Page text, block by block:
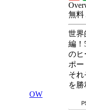
OW
無料
世界
編！
のヒ
ポー
それ
を勝